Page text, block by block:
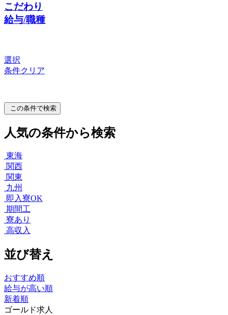
こだわり
給与/職種
選択
条件クリア
この条件で検索
人気の条件から検索
東海
関西
関東
九州
即入寮OK
期間工
寮あり
高収入
並び替え
おすすめ順
給与が高い順
新着順
ゴールド求人